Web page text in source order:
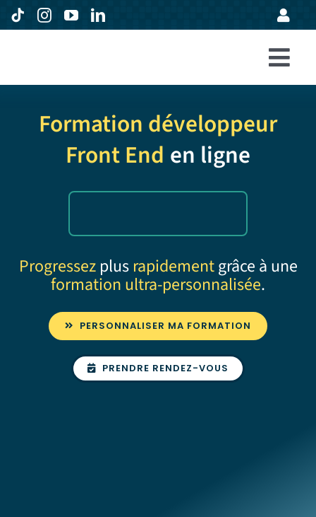
Passer
au
Formations
Entreprises
Avis
À propos
Formation développeur
Front End en ligne
Progressez plus rapidementgrâce à une
formation ultra-personnalisée.
PERSONNALISER MA FORMATION
PRENDRE RENDEZ-VOUS